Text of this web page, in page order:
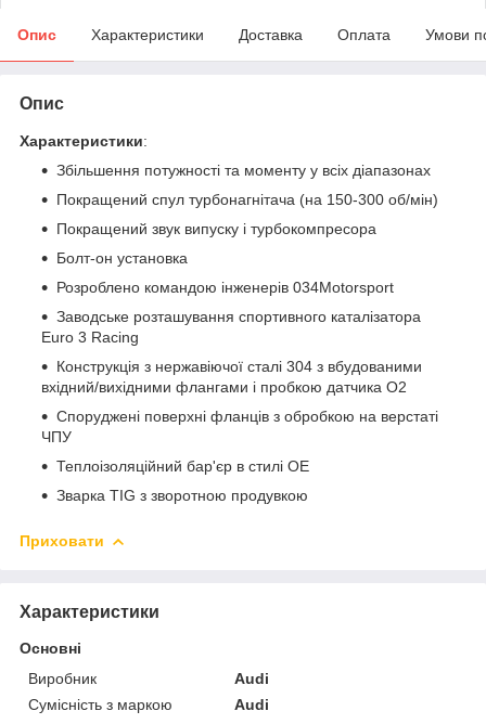
Опис Характеристики Доставка Оплата Умови
Опис
Характеристики:
Збільшення потужності та моменту у всіх діапазонах
Покращений спул турбонагнітача (на 150-300 об/мін)
Покращений звук випуску і турбокомпресора
Болт-он установка
Розроблено командою інженерів 034Motorsport
Заводське розташування спортивного каталізатора
Euro 3 Racing
Конструкція з нержавіючої сталі 304 з вбудованими
вхідний/вихідними флангами і пробкою датчика O2
Споруджені поверхні фланців з обробкою на верстаті
ЧПУ
Теплоізоляційний бар'єр в стилі OE
Зварка TIG з зворотною продувкою
Приховати
Характеристики
Основні
Виробник
Audi
Сумісність з маркою
Audi